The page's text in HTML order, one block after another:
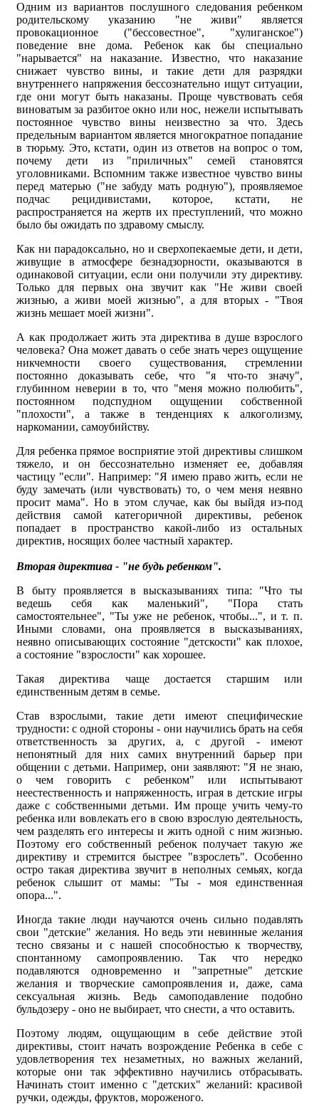
Одним из вариантов послушного следования ребенком
родительскому указанию "не живи" является
провокационное ("бессовестное", "хулиганское")
поведение вне дома. Ребенок как бы специально
"нарывается" на наказание. Известно, что наказание
снижает чувство вины, и такие дети для разрядки
внутреннего напряжения бессознательно ищут ситуации,
где они могут быть наказаны. Проще чувствовать себя
виноватым за разбитое окно или нос, нежели испытывать
постоянное чувство вины неизвестно за что. Здесь
предельным вариантом является многократное попадание
в тюрьму. Это, кстати, один из ответов на вопрос о том,
почему дети из "приличных" семей становятся
уголовниками. Вспомним также известное чувство вины
перед матерью ("не забуду мать родную"), проявляемое
подчас рецидивистами, которое, кстати, не
распространяется на жертв их преступлений, что можно
было бы ожидать по здравому смыслу.
Как ни парадоксально, но и сверхопекаемые дети, и дети,
живущие в атмосфере безнадзорности, оказываются в
одинаковой ситуации, если они получили эту директиву.
Только для первых она звучит как "Не живи своей
жизнью, а живи моей жизнью", а для вторых - "Твоя
жизнь мешает моей жизни".
А как продолжает жить эта директива в душе взрослого
человека? Она может давать о себе знать через ощущение
никчемности своего существования, стремлении
постоянно доказывать себе, что "я что-то значу",
глубинном неверии в то, что "меня можно полюбить",
постоянном подспудном ощущении собственной
"плохости", а также в тенденциях к алкоголизму,
наркомании, самоубийству.
Для ребенка прямое восприятие этой директивы слишком
тяжело, и он бессознательно изменяет ее, добавляя
частицу "если". Например: "Я имею право жить, если не
буду замечать (или чувствовать) то, о чем меня неявно
просит мама". Но в этом случае, как бы выйдя из-под
действия самой категоричной директивы, ребенок
попадает в пространство какой-либо из остальных
директив, носящих более частный характер.
Вторая директива - "не будь ребенком".
В быту проявляется в высказываниях типа: "Что ты
ведешь себя как маленький", "Пора стать
самостоятельнее", "Ты уже не ребенок, чтобы...", и т. п.
Иными словами, она проявляется в высказываниях,
неявно описывающих состояние "детскости" как плохое,
а состояние "взрослости" как хорошее.
Такая директива чаще достается старшим или
единственным детям в семье.
Став взрослыми, такие дети имеют специфические
трудности: с одной стороны - они научились брать на себя
ответственность за других, а, с другой - имеют
непонятный для них самих внутренний барьер при
общении с детьми. Например, они заявляют: "Я не знаю,
о чем говорить с ребенком" или испытывают
неестественность и напряженность, играя в детские игры
даже с собственными детьми. Им проще учить чему-то
ребенка или вовлекать его в свою взрослую деятельность,
чем разделять его интересы и жить одной с ним жизнью.
Поэтому его собственный ребенок получает такую же
директиву и стремится быстрее "взрослеть". Особенно
остро такая директива звучит в неполных семьях, когда
ребенок слышит от мамы: "Ты - моя единственная
опора...".
Иногда такие люди научаются очень сильно подавлять
свои "детские" желания. Но ведь эти невинные желания
тесно связаны и с нашей способностью к творчеству,
спонтанному самопроявлению. Так что нередко
подавляются одновременно и "запретные" детские
желания и творческие самопроявления и, даже, сама
сексуальная жизнь. Ведь самоподавление подобно
бульдозеру - оно не выбирает, что снести, а что оставить.
Поэтому людям, ощущающим в себе действие этой
директивы, стоит начать возрождение Ребенка в себе с
удовлетворения тех незаметных, но важных желаний,
которые они так эффективно научились отбрасывать.
Начинать стоит именно с "детских" желаний: красивой
ручки, одежды, фруктов, мороженого.